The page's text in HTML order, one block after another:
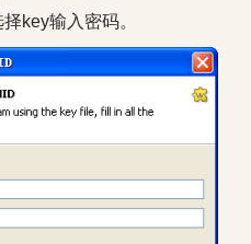
key输入密码。